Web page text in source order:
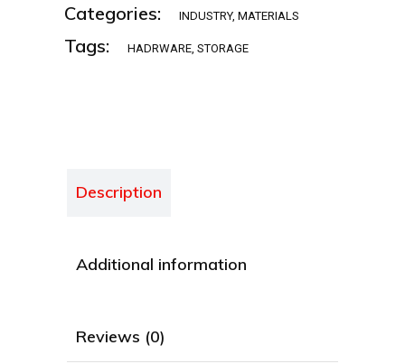
Categories: INDUSTRY, MATERIALS
Tags: HADRWARE STORAGE
Description
Additional information
Reviews (0)